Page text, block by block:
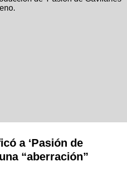
a ‘Pasión de
“aberración”